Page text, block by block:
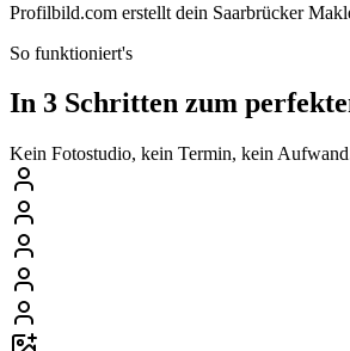
Profilbild.com erstellt dein Saarbrücker
So funktioniert's
In 3 Schritten zum
Kein Fotostudio, kein Termin, kein